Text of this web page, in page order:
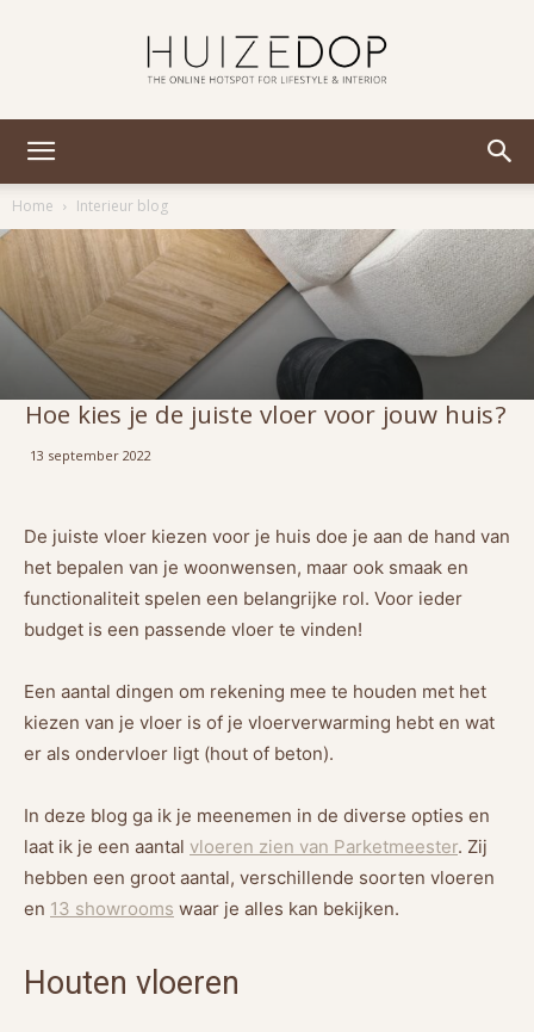
Home
Interieur blog
Hoe kies je de juiste vloer voor jouw huis?
13 september 2022
De juiste vloer kiezen voor je huis doe je aan de hand van
het bepalen van je woonwensen, maar ook smaak en
functionaliteit spelen een belangrijke rol. Voor ieder
budget is een passende vloer te vinden!
Een aantal dingen om rekening mee te houden met het
kiezen van je vloer is of je vloerverwarming hebt en wat
er als ondervloer ligt (hout of beton).
In deze blog ga ik je meenemen in de diverse opties en
laat ik je een aantal vloeren zien van Parketmeester. Zij
hebben een groot aantal, verschillende soorten vloeren
en 13 showrooms waar je alles kan bekijken.
Houten vloeren